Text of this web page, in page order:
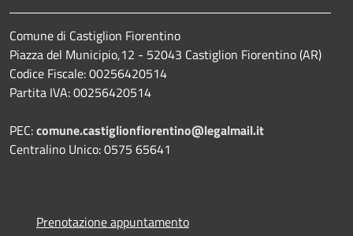
Comune di Castiglion Fiorentino
Piazza del Municipio,12 - 52043 Castiglion Fiorentino (AR)
Codice Fiscale: 00256420514
Partita IVA: 00256420514
PEC:comune.castiglionfiorentino@legalmail.it
Centralino Unico: 0575 65641
Prenotazione appuntamento